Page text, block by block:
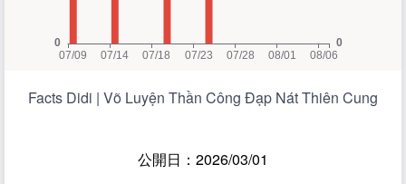
Facts Didi | Võ Luyện Thần Công Đạp Nát Thiên Cung
公開日：2026/03/01